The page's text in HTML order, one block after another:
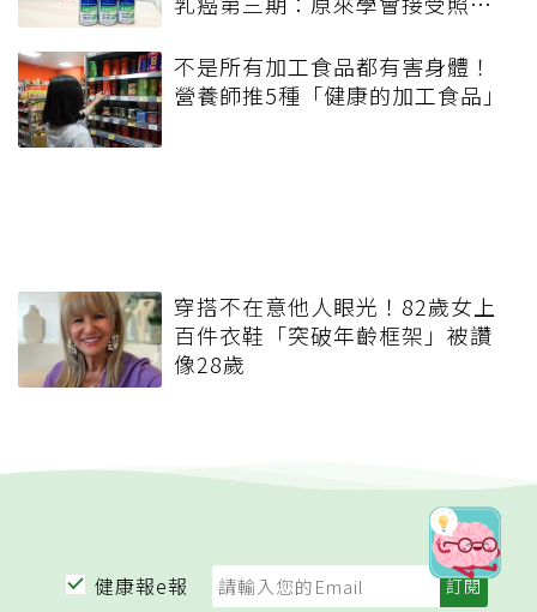
不是所有加工食品都有害身體！
營養師推5種「健康的加工食品」
穿搭不在意他人眼光！82歲女上
百件衣鞋「突破年齡框架」被讚
像28歲
健康報e報